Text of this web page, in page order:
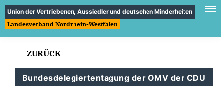
Union der Vertriebenen, Aussiedler und deutschen Minderheiten
Landesverband Nordrhein-Westfalen
ZURÜCK
Bundesdelegiertentagung der OMV der CDU